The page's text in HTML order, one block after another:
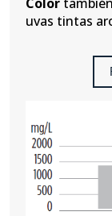
uvas tintas